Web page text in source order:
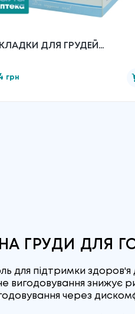
ДЛЯ ГРУДЕЙ
грн
ГРУДИ ДЛЯ
для підтримки
знижує
через